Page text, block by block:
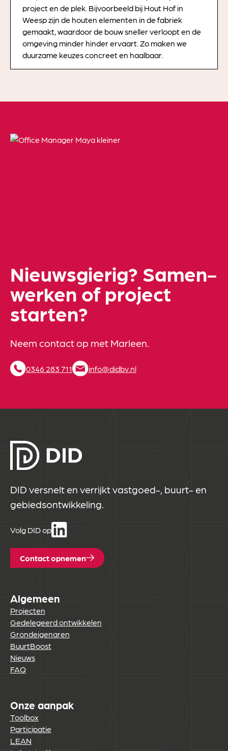
project en de plek. Bijvoorbeeld bij Hout Hof in
Weesp zijn de houten elementen in de fabriek
gemaakt, waardoor de bouw sneller verloopt en de
omgeving minder hinder ervaart. Zo maken we
duurzame keuzes concreet en haalbaar.
Nieuwsgierig? Samen­
werken of project
starten?
Neem contact op met Marleen.
0346 283 711 info@didbv.nl
DID versnelt en verrijkt vastgoed-, buurt- en
gebiedsontwikkeling.
Volg DID op
Contact opnemen
Algemeen
Projecten
Gedelegeerd ontwikkelen
Grondeigenaren
BuurtBoost
Nieuws
FAQ
Onze aanpak
Toolbox
Participatie
LEAN